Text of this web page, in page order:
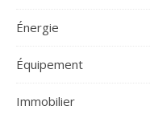
Énergie
Équipement
Immobilier